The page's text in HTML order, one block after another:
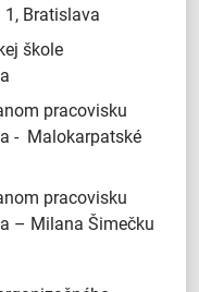
Bratislava
škole
pracovisku
- Malokarpatské
pracovisku
– Milana Šimečku